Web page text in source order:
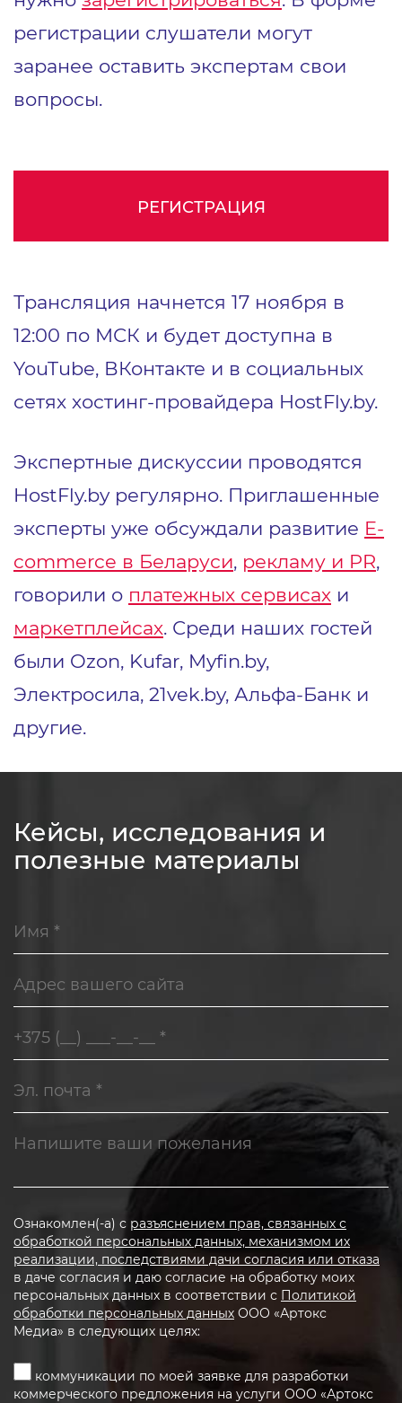
регистрации слушатели могут
заранее оставить экспертам свои
вопросы.
РЕГИСТРАЦИЯ
Трансляция начнется 17 ноября в
12:00 по МСК и будет доступна в
YouTube, ВКонтакте и в социальных
сетях хостинг-провайдера HostFly.by.
Экспертные дискуссии проводятся
HostFly.by регулярно. Приглашенные
эксперты уже обсуждали развитие E-
commerce в Беларуси, рекламу и PR,
говорили о платежных сервисах и
маркетплейсах. Среди наших гостей
были Ozon, Kufar, Myfin.by,
Электросила, 21vek.by, Альфа-Банк и
другие.
Кейсы, исследования и
полезные материалы
Ознакомлен(-а) с разъяснением прав, связанных с
обработкой персональных данных, механизмом их
реализации, последствиями дачи согласия или отказа
в даче согласия и даю согласие на обработку моих
персональных данных в соответствии с Политикой
обработки персональных данных ООО «Артокс
Медиа» в следующих целях:
коммуникации по моей заявке для разработки
коммерческого предложения на услуги ООО «Артокс